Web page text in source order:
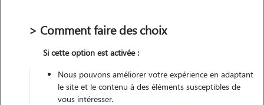
Véhiculé
Contacter
> Comment faire des choix
Si cette option est activée :
Nous pouvons améliorer votre expérience en adaptant
le site et le contenu à des éléments susceptibles de
vous intéresser.